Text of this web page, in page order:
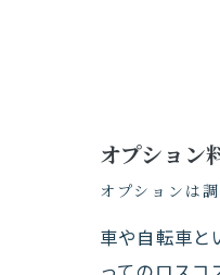
オプション
オプションは
車や自転車と